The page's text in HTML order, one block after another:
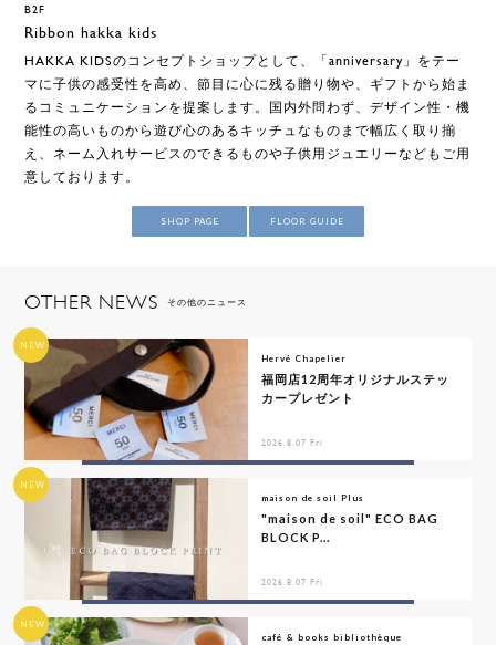
B2F
Ribbon hakka kids
HAKKA KIDSのコンセプトショップとして、「anniversary」をテー
マに子供の感受性を高め、節目に心に残る贈り物や、ギフトから始ま
るコミュニケーションを提案します。国内外問わず、デザイン性・機
能性の高いものから遊び心のあるキッチュなものまで幅広く取り揃
え、ネーム入れサービスのできるものや子供用ジュエリーなどもご用
意しております。
SHOP PAGE FLOOR GUIDE
OTHER NEWS その他のニュース
NEW
Hervé Chapelier
福岡店12周年オリジナルステッ
カープレゼント
2026.8.07 Fri
NEW
maison de soil Plus
"maison de soil" ECO BAG
BLOCK P...
2026.8.07 Fri
NEW
café & books bibliothèque